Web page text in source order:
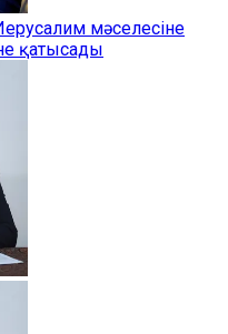
мәселесіне
қатысады